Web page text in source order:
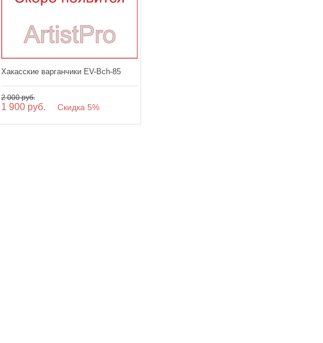
Хакасские варганчики EV-Bch-85
2 000 руб.
1 900 руб. Скидка 5%